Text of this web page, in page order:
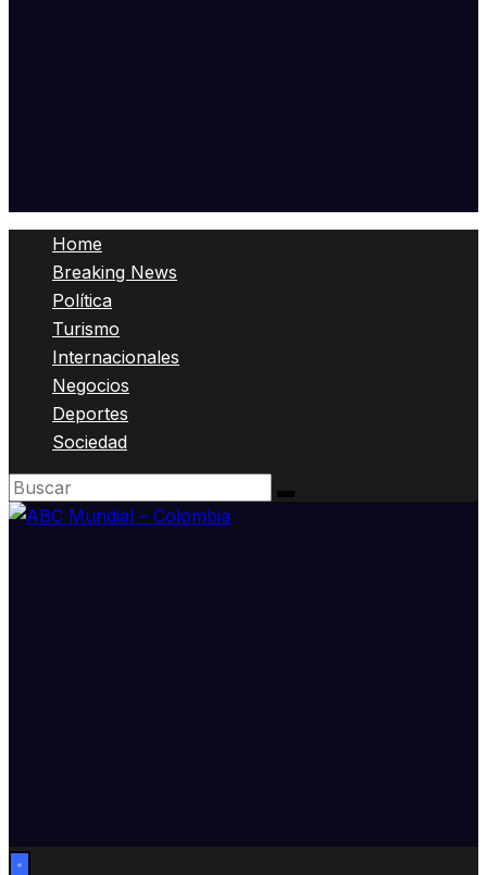
Home
Breaking News
Política
Turismo
Internacionales
Negocios
Deportes
Sociedad